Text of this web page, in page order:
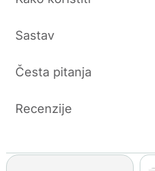
Sastav
Česta pitanja
Recenzije